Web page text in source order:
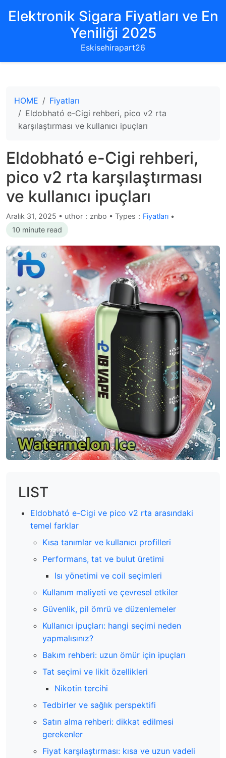
Elektronik Sigara Fiyatları ve En
Yeniliği 2025
Eskisehirapart26
HOME
Fiyatları
Eldobható e-Cigi rehberi, pico v2 rta
karşılaştırması ve kullanıcı ipuçları
Eldobható e-Cigi rehberi,
pico v2 rta karşılaştırması
ve kullanıcı ipuçları
Aralık 31, 2025 • uthor：znbo • Types： Fiyatları •
10 minute read
LIST
Eldobható e-Cigi ve pico v2 rta arasındaki
temel farklar
Kısa tanımlar ve kullanıcı profilleri
Performans, tat ve bulut üretimi
Isı yönetimi ve coil seçimleri
Kullanım maliyeti ve çevresel etkiler
Güvenlik, pil ömrü ve düzenlemeler
Kullanıcı ipuçları: hangi seçimi neden
yapmalısınız?
Bakım rehberi: uzun ömür için ipuçları
Tat seçimi ve likit özellikleri
Nikotin tercihi
Tedbirler ve sağlık perspektifi
Satın alma rehberi: dikkat edilmesi
gerekenler
Fiyat karşılaştırması: kısa ve uzun vadeli